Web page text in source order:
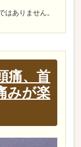
ありません。
痛、首
みが楽